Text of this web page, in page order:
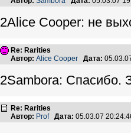
2Alice Cooper: не
Re: Rarities
Автор: Alice Cooper Дата:
2Sambora: Спасибо.
Re: Rarities
Автор: Prof Дата: 05.03.07